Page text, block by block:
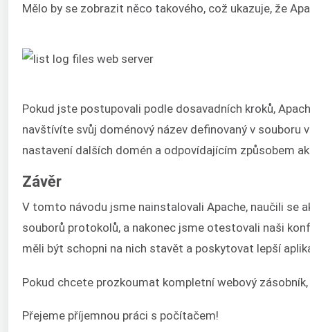
Mělo by se zobrazit něco takového, což ukazuje, že
Pokud jste postupovali podle dosavadních kroků,
navštívíte svůj doménový název definovaný v
nastavení dalších domén a odpovídajícím způsobem
Závěr
V tomto návodu jsme nainstalovali Apache, naučili se
souborů protokolů, a nakonec jsme otestovali naši
měli být schopni na nich stavět a poskytovat lepší
Pokud chcete prozkoumat kompletní webový
Přejeme příjemnou práci s počítačem!